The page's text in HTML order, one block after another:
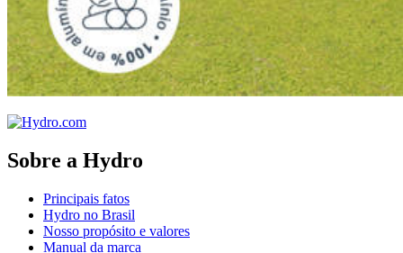
Sobre a Hydro
Principais fatos
Hydro no Brasil
Nosso propósito e valores
Manual da marca